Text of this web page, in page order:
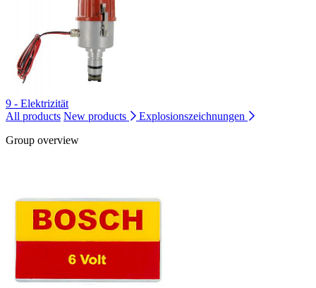
9 - Elektrizität
All products New products
Explosionszeichnungen
Group overview